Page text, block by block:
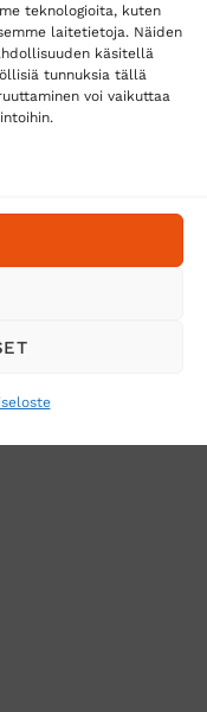
teknologioita, kuten
laitetietoja. Näiden
käsitellä
tunnuksia tällä
voi vaikuttaa